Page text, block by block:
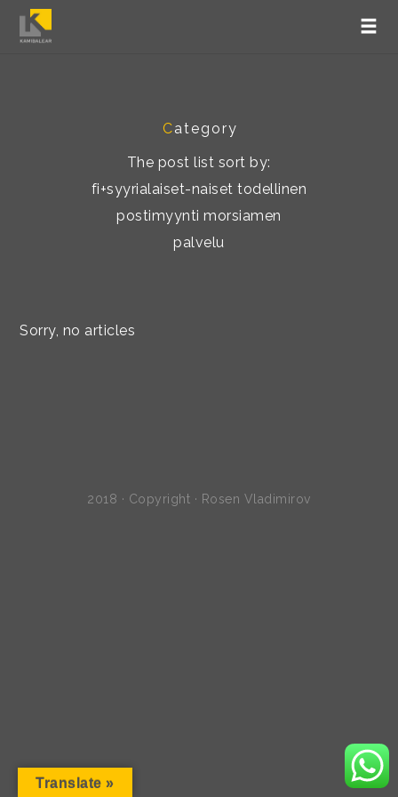
Category
The post list sort by:
fi+syyrialaiset-naiset todellinen
postimyynti morsiamen
palvelu
Sorry, no articles
2018 · Copyright · Rosen Vladimirov
Translate »